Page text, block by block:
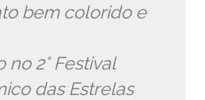
bem colorido e
no 2° Festival
das Estrelas